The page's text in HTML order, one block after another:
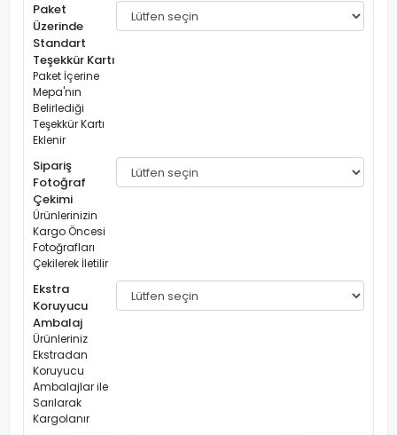
Paket
Üzerinde
Standart
Teşekkür Kartı
Paket İçerine
Mepa'nın
Belirlediği
Teşekkür Kartı
Eklenir
Sipariş
Fotoğraf
Çekimi
Ürünlerinizin
Kargo Öncesi
Fotoğrafları
Çekilerek İletilir
Ekstra
Koruyucu
Ambalaj
Ürünleriniz
Ekstradan
Koruyucu
Ambalajlar ile
Sarılarak
Kargolanır